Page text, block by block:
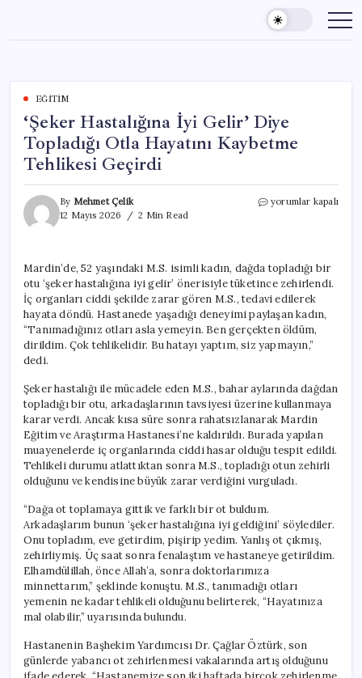
content
EĞITIM
‘Şeker Hastalığına İyi Gelir’ Diye
Topladığı Otla Hayatını Kaybetme
Tehlikesi Geçirdi
By Mehmet Çelik
12 Mayıs 2026
2 Min Read
‘Şeker
Topladığı
Otla
Hayatını
Kaybetme
Tehlikesi
için
yorumlar kapalı
Mardin’de, 52 yaşındaki M.S. isimli kadın, dağda topladığı bir
otu ‘şeker hastalığına iyi gelir’ önerisiyle tüketince zehirlendi.
İç organları ciddi şekilde zarar gören M.S., tedavi edilerek
hayata döndü. Hastanede yaşadığı deneyimi paylaşan kadın,
“Tanımadığınız otları asla yemeyin. Ben gerçekten öldüm,
dirildim. Çok tehlikelidir. Bu hatayı yaptım, siz yapmayın,”
dedi.
Şeker hastalığı ile mücadele eden M.S., bahar aylarında dağdan
topladığı bir otu, arkadaşlarının tavsiyesi üzerine kullanmaya
karar verdi. Ancak kısa süre sonra rahatsızlanarak Mardin
Eğitim ve Araştırma Hastanesi’ne kaldırıldı. Burada yapılan
muayenelerde iç organlarında ciddi hasar olduğu tespit edildi.
Tehlikeli durumu atlattıktan sonra M.S., topladığı otun zehirli
olduğunu ve kendisine büyük zarar verdiğini vurguladı.
“Dağa ot toplamaya gittik ve farklı bir ot buldum.
Arkadaşlarım bunun ‘şeker hastalığına iyi geldiğini’ söylediler.
Onu topladım, eve getirdim, pişirip yedim. Yanlış ot çıkmış,
zehirliymiş. Üç saat sonra fenalaştım ve hastaneye getirildim.
Elhamdülillah, önce Allah’a, sonra doktorlarımıza
minnettarım,” şeklinde konuştu. M.S., tanımadığı otları
yemenin ne kadar tehlikeli olduğunu belirterek, “Hayatınıza
mal olabilir,” uyarısında bulundu.
Hastanenin Başhekim Yardımcısı Dr. Çağlar Öztürk, son
günlerde yabancı ot zehirlenmesi vakalarında artış olduğunu